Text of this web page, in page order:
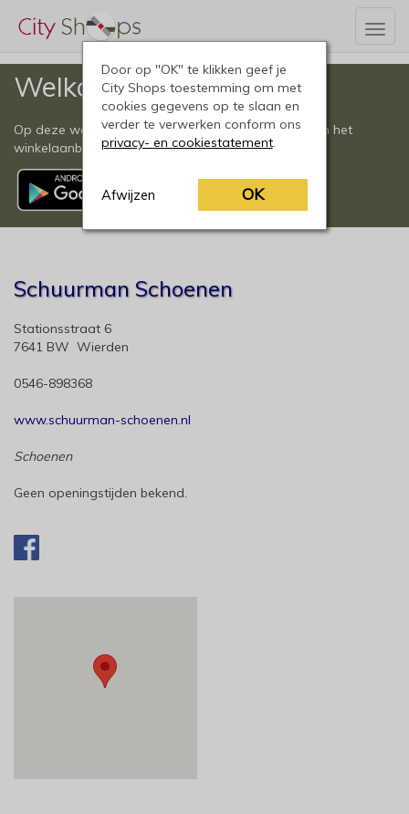
Welkom
Op deze website vindt u een compleet overzicht van het
winkelaanbod in Wierden en omgeving.
Schuurman Schoenen
Stationsstraat 6
7641 BW Wierden
0546-898368
www.schuurman-schoenen.nl
Schoenen
Geen openingstijden bekend.
Door op "OK" te klikken geef je
City Shops toestemming om met
cookies gegevens op te slaan en
verder te verwerken conform ons
privacy- en cookiestatement.
Afwijzen OK